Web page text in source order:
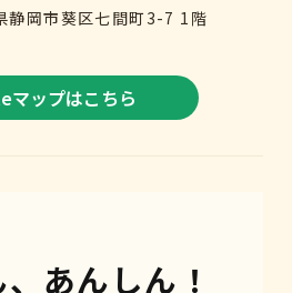
岡市葵区七間町3-7 1階
マップはこちら
あんしん！